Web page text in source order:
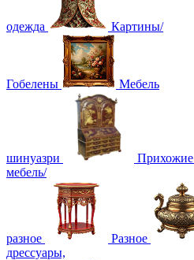
одежда Картины/
Гобелены Мебель
шинуазри Прихожие
мебель/
разное Разное
дрессуары,